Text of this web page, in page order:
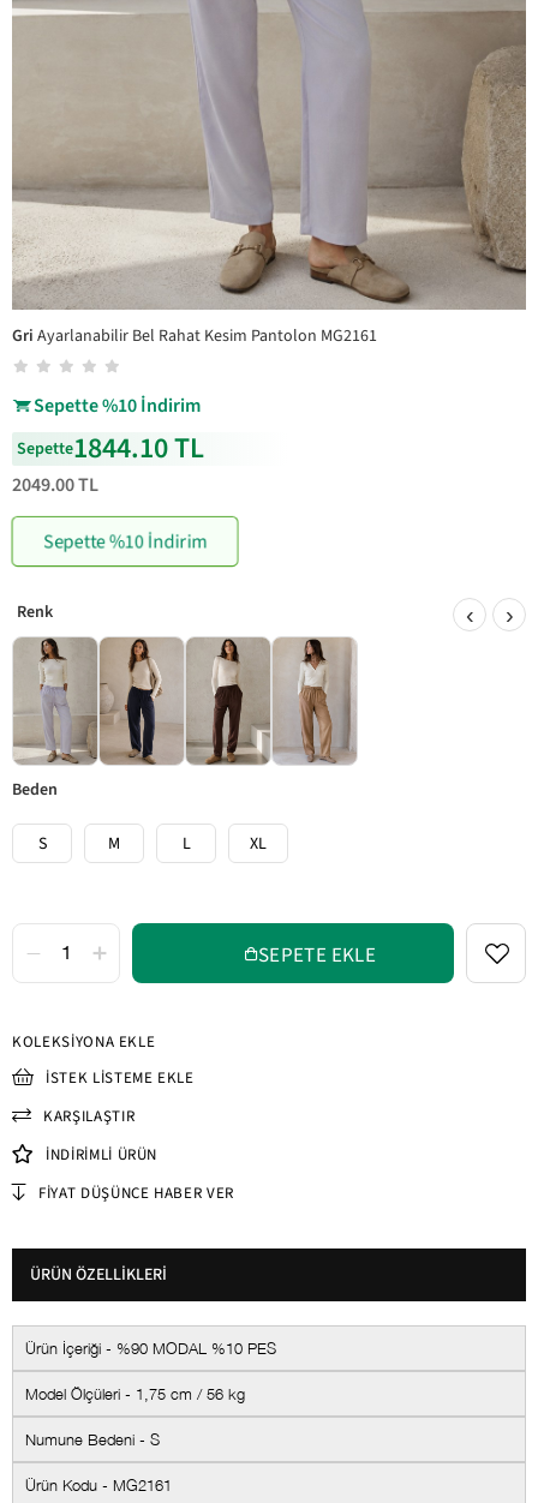
Gri Ayarlanabilir Bel Rahat Kesim Pantolon MG2161
Sepette %10 İndirim
Sepette1844.10 TL
2049.00 TL
Sepette %10 İndirim
‹ ›
beden
S M L XL
KOLEKSIYONA EKLE
İSTEK LISTEME EKLE
KARŞILAŞTIR
İNDIRIMLI ÜRÜN
FIYAT DÜŞÜNCE HABER VER
ÜRÜN ÖZELLIKLERI
Ürün İçeriği - %90 MODAL %10 PES
Model Ölçüleri - 1,75 cm / 56 kg
Numune Bedeni - S
Ürün Kodu - MG2161